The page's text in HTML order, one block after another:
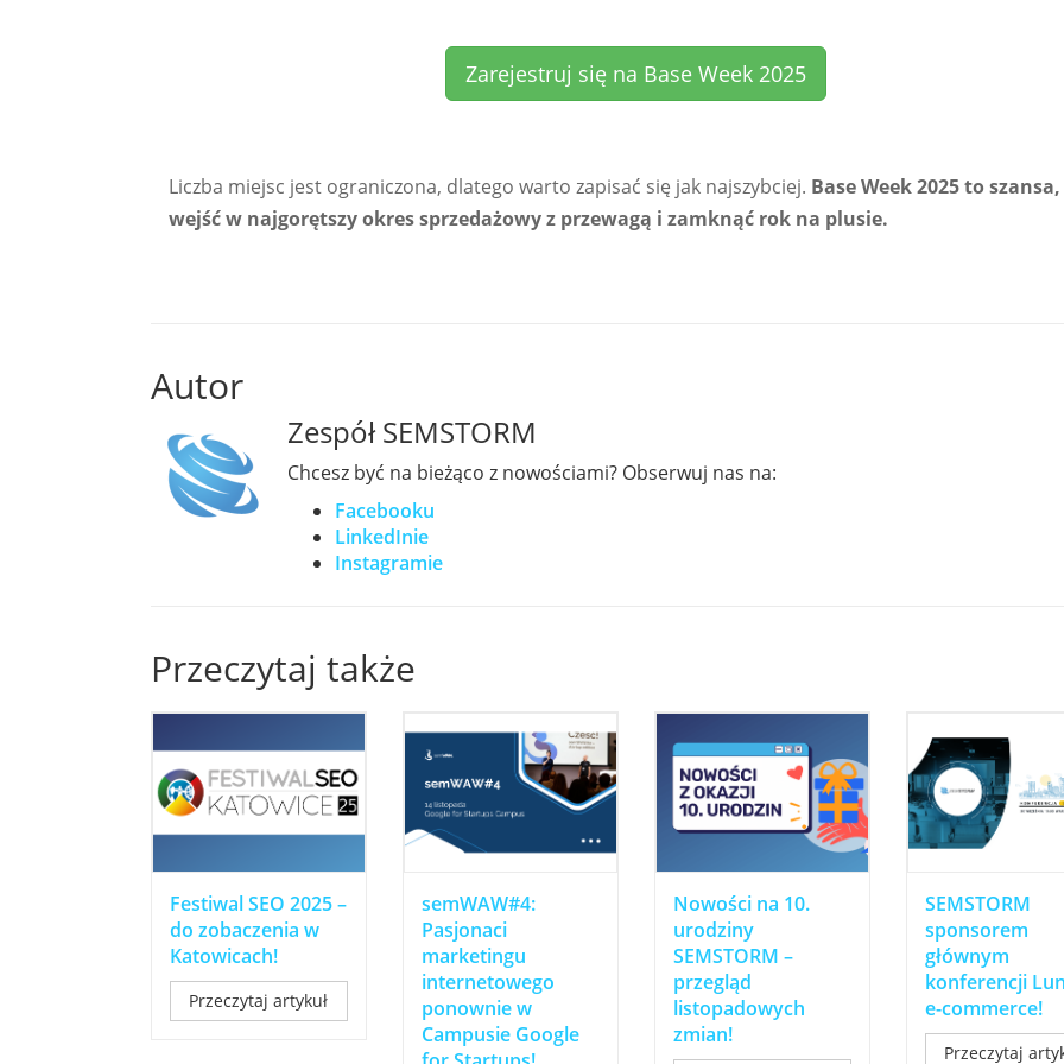
Zarejestruj się na Base Week 2025
Liczba miejsc jest ograniczona, dlatego warto zapisać się jak najszybciej. Base Week 2025 to
wejść w najgorętszy okres sprzedażowy z przewagą i zamknąć rok na plusie.
Autor
Zespół SEMSTORM
Chcesz być na bieżąco z nowościami? Obserwuj nas na:
Facebooku
LinkedInie
Instagramie
Przeczytaj także
Festiwal SEO 2025 –
do zobaczenia w
Katowicach!
Przeczytaj artykuł
semWAW#4:
Pasjonaci
marketingu
internetowego
ponownie w
Campusie Google
Nowości na 10.
urodziny
SEMSTORM –
przegląd
listopadowych
zmian!
SEMSTORM
sponsorem
głównym
konferencji
e-commerce!
Przeczytaj